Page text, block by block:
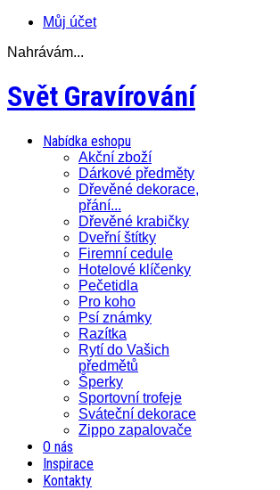
Můj účet
Nahrávám...
Svět Gravírování
Nabídka eshopu
Akční zboží
Dárkové předměty
Dřevěné dekorace,
přání...
Dřevěné krabičky
Dveřní štítky
Firemní cedule
Hotelové klíčenky
Pečetidla
Pro koho
Psí známky
Razítka
Rytí do Vašich
předmětů
Šperky
Sportovní trofeje
Sváteční dekorace
Zippo zapalovače
O nás
Inspirace
Kontakty